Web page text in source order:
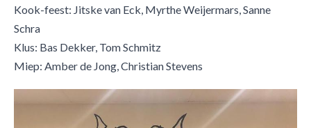
Kook-feest: Jitske van Eck, Myrthe Weijermars, Sanne
Schra
Klus: Bas Dekker, Tom Schmitz
​Miep: Amber de Jong, Christian Stevens